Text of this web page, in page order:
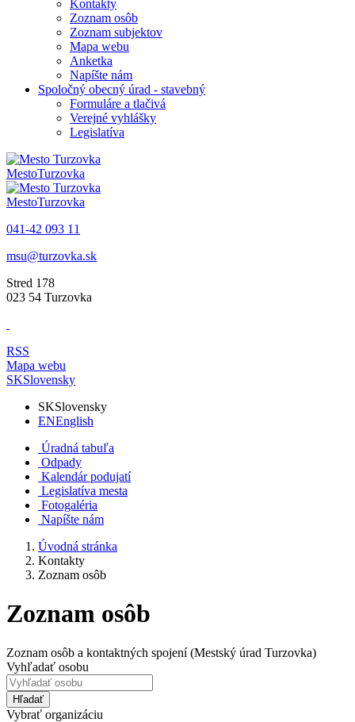
Kontakty
Zoznam osôb
Zoznam subjektov
Mapa webu
Anketka
Napíšte nám
Spoločný obecný úrad - stavebný
Formuláre a tlačivá
Verejné vyhlášky
Legislatíva
MestoTurzovka
MestoTurzovka
041-42 093 11
msu@turzovka.sk
Stred 178
023 54 Turzovka
RSS
Mapa webu
SKSlovensky
SKSlovensky
ENEnglish
Úradná tabuľa
Odpady
Kalendár podujatí
Legislatíva mesta
Fotogaléria
Napíšte nám
Úvodná stránka
Kontakty
Zoznam osôb
Zoznam osôb
Zoznam osôb a kontaktných spojení (Mestský úrad Turzovka)
Vyhľadať osobu
Hľadať
Vybrať organizáciu